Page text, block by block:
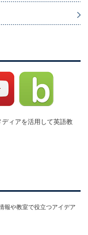
ィアを活用して英語教
報や教室で役立つアイデア